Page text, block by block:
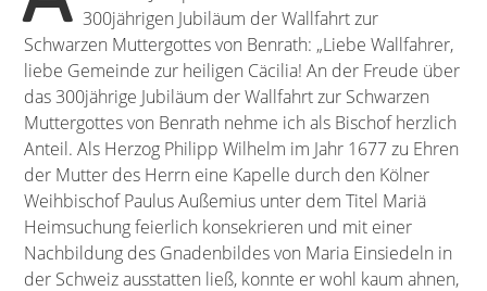
300jährigen Jubiläum der Wallfahrt zur
Schwarzen Muttergottes von Benrath: „Liebe Wallfahrer,
liebe Gemeinde zur heiligen Cäcilia! An der Freude über
das 300jährige Jubiläum der Wallfahrt zur Schwarzen
Muttergottes von Benrath nehme ich als Bischof herzlich
Anteil. Als Herzog Philipp Wilhelm im Jahr 1677 zu Ehren
der Mutter des Herrn eine Kapelle durch den Kölner
Weihbischof Paulus Außemius unter dem Titel Mariä
Heimsuchung feierlich konsekrieren und mit einer
Nachbildung des Gnadenbildes von Maria Einsiedeln in
der Schweiz ausstatten ließ, konnte er wohl kaum ahnen,